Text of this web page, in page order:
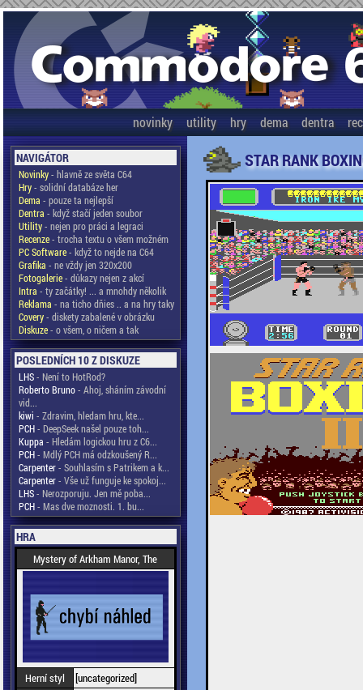
novinky utility hry dema dentra
NAVIGÁTOR
Novinky- hlavně ze světa C64
Hry- solidní databáze her
Dema - pouze ta nejlepší
Dentra - když stačí jeden soubor
Utility- nejen pro práci a legraci
Recenze- trocha textu o všem možném
PC Software- když to nejde na C64
Grafika - ne vždy jen 320x200
Fotogalerie- důkazy nejen z akcí
Intra - ty začátky! ... a mnohdy několik
Reklama - na ticho dňies .. a na hry taky
Covery- diskety zabalené v obrázku
Diskuze- o všem, o ničem a tak
POSLEDNÍCH 10 Z DISKUZE
LHS- Není to HotRod?
Roberto Bruno- Ahoj, sháním závodní
vid...
kiwi - Zdravim, hledam hru, kte...
PCH- DeepSeek našel pouze toh...
Kuppa - Hledám logickou hru z C6...
PCH- Mdlý PCH má odzkoušený R...
Carpenter- Souhlasím s Patrikem a k...
Carpenter- Vše už funguje ke spokoj...
LHS- Nerozporuju. Jen mě poba...
PCH- Mas dve moznosti. 1. bu...
HRA
Mystery of Arkham Manor, The
Herní styl
[uncategorized]
STAR RANK